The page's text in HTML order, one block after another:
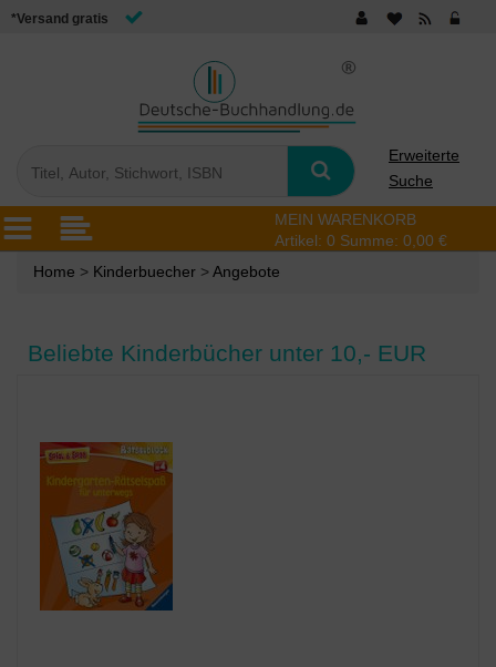
*Versand gratis
Erweiterte
Suche
MEIN WARENKORB
Artikel: 0 Summe: 0,00 €
Home > Kinderbuecher >Angebote
Beliebte Kinderbücher unter 10,- EUR